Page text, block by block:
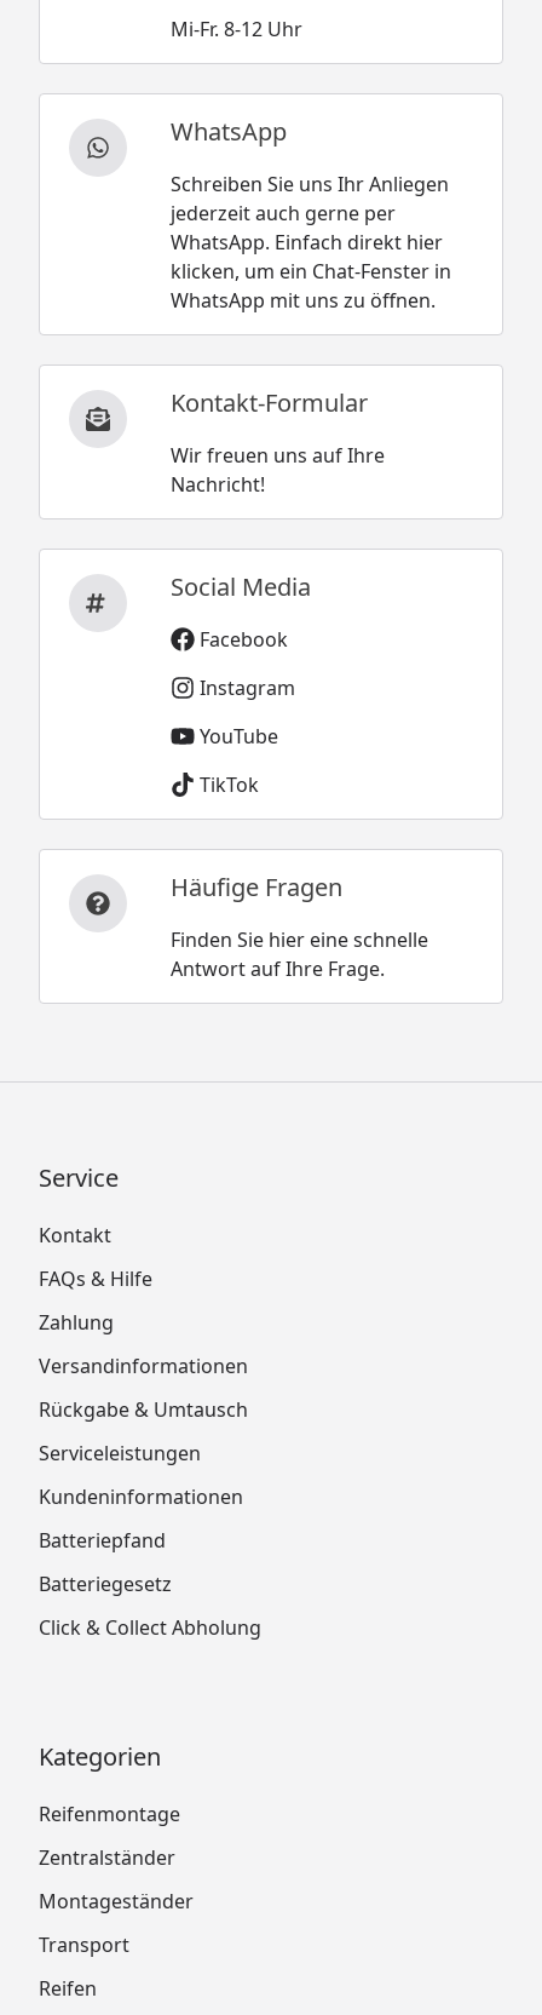
Mi-Fr. 8-12 Uhr
WhatsApp
Schreiben Sie uns Ihr Anliegen
jederzeit auch gerne per
WhatsApp. Einfach direkt hier
klicken, um ein Chat-Fenster in
WhatsApp mit uns zu öffnen.
Kontakt-Formular
Wir freuen uns auf Ihre
Nachricht!
Social Media
Facebook
Instagram
YouTube
TikTok
Häufige Fragen
Finden Sie hier eine schnelle
Antwort auf Ihre Frage.
Service
Kontakt
FAQs & Hilfe
Zahlung
Versandinformationen
Rückgabe & Umtausch
Serviceleistungen
Kundeninformationen
Batteriepfand
Batteriegesetz
Click & Collect Abholung
Kategorien
Reifenmontage
Zentralständer
Montageständer
Transport
Reifen